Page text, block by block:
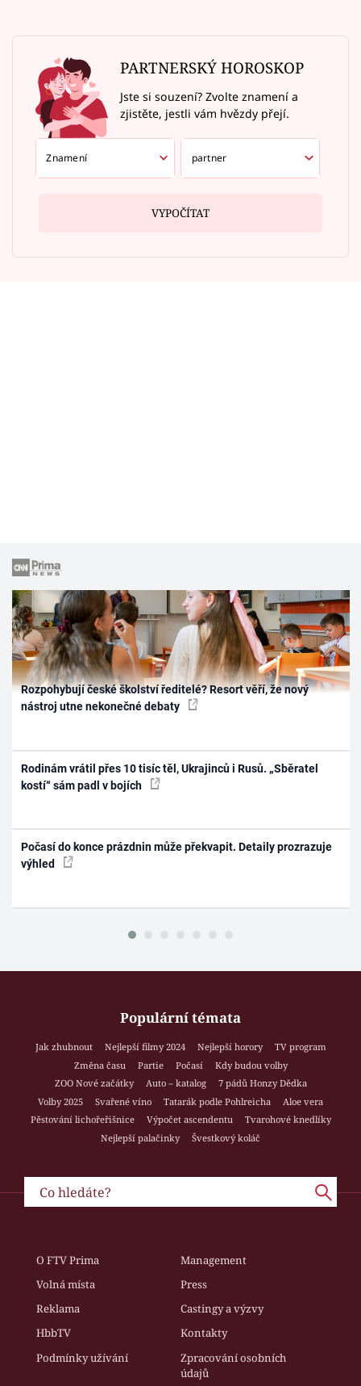
PARTNERSKÝ HOROSKOP
Jste si souzení? Zvolte znamení a
zjistěte, jestli vám hvězdy přejí.
VYPOČÍTAT
Rozpohybují české školství ředitelé? Resort věří, že nový
nástroj utne nekonečné debaty
Rodinám vrátil přes 10 tisíc těl, Ukrajinců i Rusů. „Sběratel
kostí“ sám padl v bojích
Počasí do konce prázdnin může překvapit. Detaily prozrazuje
výhled
Populární témata
Jak zhubnout Nejlepší filmy 2024 Nejlepší horory
TV program
Změna času
Partie Počasí
Kdy budou volby
ZOO Nové začátky
Auto – katalog
7 pádů Honzy Dědka
Volby 2025
Svařené víno Tatarák podle Pohlreicha
Aloe vera
Pěstování lichořeřišnice
Výpočet ascendentu
Tvarohové knedlíky
Nejlepší palačinky
Švestkový koláč
O FTV Prima
Management
Volná místa
Press
Reklama
Castingy a výzvy
HbbTV
Kontakty
Podmínky užívání
Zpracování osobních
údajů